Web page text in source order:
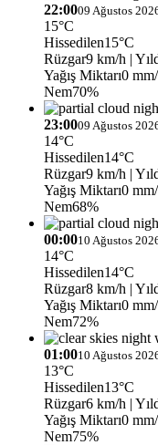
22:0009 Ağustos
15°C
Hissedilen15°C
Rüzgar9 km/h |
Yağış Miktarı0
Nem70%
23:0009 Ağustos
14°C
Hissedilen14°C
Rüzgar9 km/h |
Yağış Miktarı0
Nem68%
00:0010 Ağustos
14°C
Hissedilen14°C
Rüzgar8 km/h |
Yağış Miktarı0
Nem72%
01:0010 Ağustos
13°C
Hissedilen13°C
Rüzgar6 km/h |
Yağış Miktarı0
Nem75%